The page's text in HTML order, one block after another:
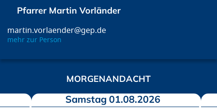
Pfarrer Martin Vorländer
martin.vorlaender@gep.de
mehr zur Person
MORGENANDACHT
Samstag 01.08.2026